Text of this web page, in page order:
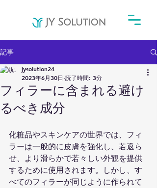
記事
フィラーに含まれる避け
るべき成分
jysolution24
2023年6月30日 読了時間: 3分
化粧品やスキンケアの世界では、フィ
ラーは一般的に皮膚を強化し、若返ら
せ、より滑らかで若々しい外観を提供
するために使用されます。しかし、す
べてのフィラーが同じように作られて